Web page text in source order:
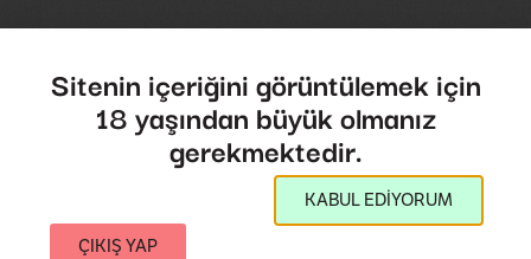
Sitenin içeriğini görüntülemek için
18 yaşından büyük olmanız
gerekmektedir.
KABUL EDİYORUM
ÇIKIŞ YAP